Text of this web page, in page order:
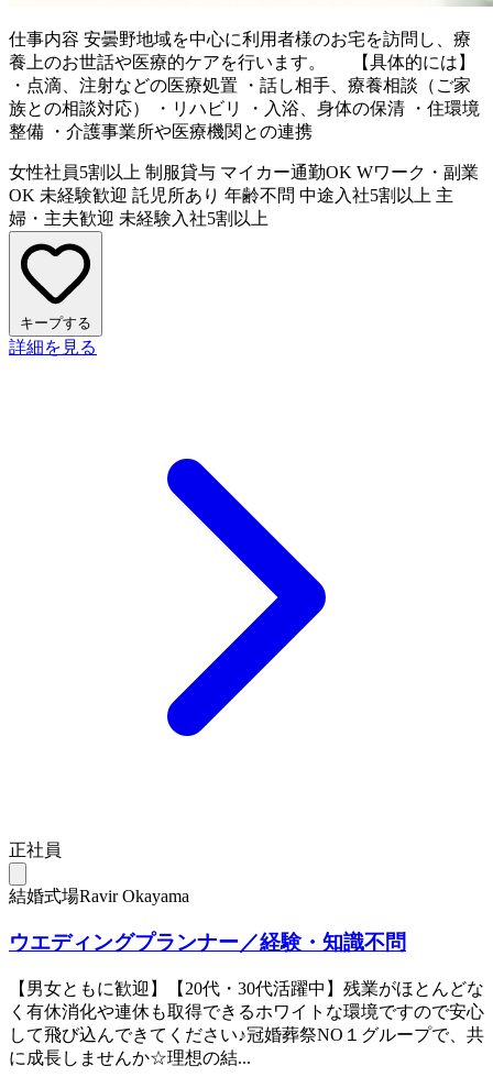
仕事内容 安曇野地域を中心に利用者様のお宅を訪問し、療
養上のお世話や医療的ケアを行います。 【具体的には】
・点滴、注射などの医療処置 ・話し相手、療養相談（ご家
族との相談対応） ・リハビリ ・入浴、身体の保清 ・住環境
整備 ・介護事業所や医療機関との連携
女性社員5割以上 制服貸与 マイカー通勤OK Wワーク・副業
OK 未経験歓迎 託児所あり 年齢不問 中途入社5割以上 主
婦・主夫歓迎 未経験入社5割以上
キープする
詳細を見る
正社員
結婚式場Ravir Okayama
ウエディングプランナー／経験・知識不問
【男女ともに歓迎】【20代・30代活躍中】残業がほとんどな
く有休消化や連休も取得できるホワイトな環境ですので安心
して飛び込んできてください♪冠婚葬祭NO１グループで、共
に成長しませんか☆理想の結...